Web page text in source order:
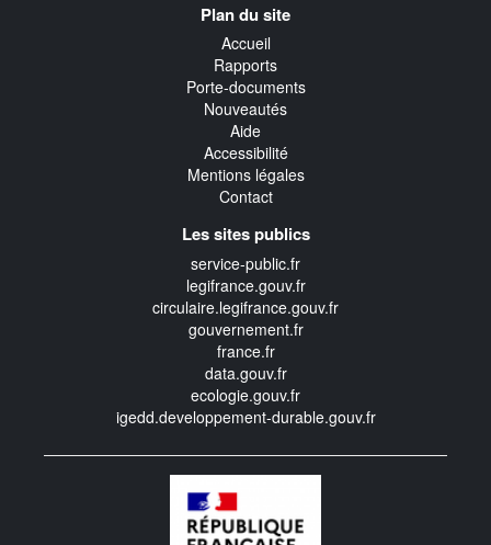
Plan du site
Accueil
Rapports
Porte-documents
Nouveautés
Aide
Accessibilité
Mentions légales
Contact
Les sites publics
service-public.fr
legifrance.gouv.fr
circulaire.legifrance.gouv.fr
gouvernement.fr
france.fr
data.gouv.fr
ecologie.gouv.fr
igedd.developpement-durable.gouv.fr